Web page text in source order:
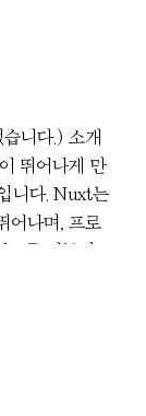
니다.) 소개
뛰어나게 만
니다. Nuxt는
어나며, 프로